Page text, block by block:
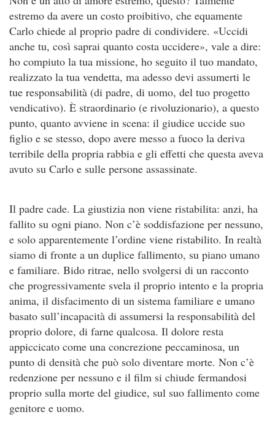
estremo da avere un costo proibitivo, che equamente
Carlo chiede al proprio padre di condividere. «Uccidi
anche tu, così saprai quanto costa uccidere», vale a dire:
ho compiuto la tua missione, ho seguito il tuo mandato,
realizzato la tua vendetta, ma adesso devi assumerti le
tue responsabilità (di padre, di uomo, del tuo progetto
vendicativo). È straordinario (e rivoluzionario), a questo
punto, quanto avviene in scena: il giudice uccide suo
figlio e se stesso, dopo avere messo a fuoco la deriva
terribile della propria rabbia e gli effetti che questa aveva
avuto su Carlo e sulle persone assassinate.
Il padre cade. La giustizia non viene ristabilita: anzi, ha
fallito su ogni piano. Non c’è soddisfazione per nessuno,
e solo apparentemente l’ordine viene ristabilito. In realtà
siamo di fronte a un duplice fallimento, su piano umano
e familiare. Bido ritrae, nello svolgersi di un racconto
che progressivamente svela il proprio intento e la propria
anima, il disfacimento di un sistema familiare e umano
basato sull’incapacità di assumersi la responsabilità del
proprio dolore, di farne qualcosa. Il dolore resta
appiccicato come una concrezione peccaminosa, un
punto di densità che può solo diventare morte. Non c’è
redenzione per nessuno e il film si chiude fermandosi
proprio sulla morte del giudice, sul suo fallimento come
genitore e uomo.